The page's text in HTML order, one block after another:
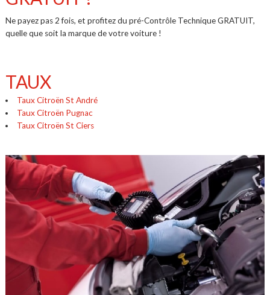
Ne payez pas 2 fois, et profitez du pré-Contrôle Technique GRATUIT,
quelle que soit la marque de votre voiture !
TAUX
Taux Citroën St André
Taux Citroën Pugnac
Taux Citroën St Ciers